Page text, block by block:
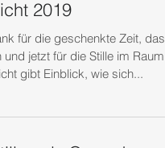
2019
jetzt für die Stille im Raum.“